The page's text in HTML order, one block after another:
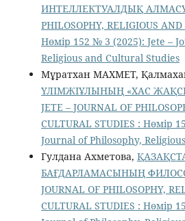
ИНТЕЛЛЕКТУАЛДЫҚ
PHILOSOPHY, RELIGIOUS
Нөмір 152 № 3 (2025): Jete –
Religious аnd Cultural Studies
Мұратхан МАХМЕТ,
ҮЛІМЖІҰЛЫНЫҢ «ХАС
JETE – JОURNAL OF
CULTURAL STUDIES : Нөмір
Jоurnal of Philosophy,
Гулдана Ахметова,
БАҒДАРЛАМАСЫНЫҢ
JОURNAL OF PHILOSOPHY,
CULTURAL STUDIES : Нөмір